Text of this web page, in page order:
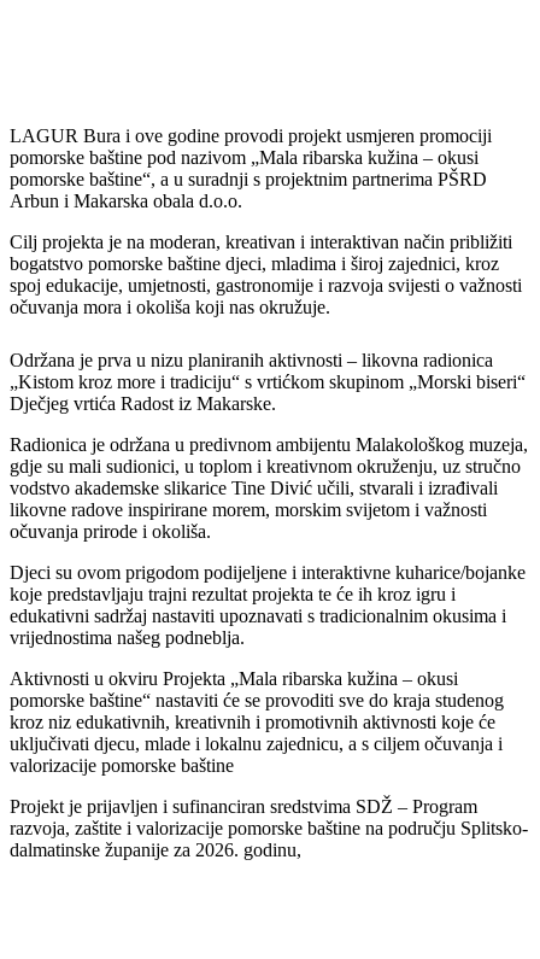
LAGUR Bura i ove godine provodi projekt usmjeren promociji
pomorske baštine pod nazivom „Mala ribarska kužina – okusi
pomorske baštine“, a u suradnji s projektnim partnerima PŠRD
Arbun i Makarska obala d.o.o.
Cilj projekta je na moderan, kreativan i interaktivan način približiti
bogatstvo pomorske baštine djeci, mladima i široj zajednici, kroz
spoj edukacije, umjetnosti, gastronomije i razvoja svijesti o važnosti
očuvanja mora i okoliša koji nas okružuje.
Održana je prva u nizu planiranih aktivnosti – likovna radionica
„Kistom kroz more i tradiciju“ s vrtićkom skupinom „Morski biseri“
Dječjeg vrtića Radost iz Makarske.
Radionica je održana u predivnom ambijentu Malakološkog muzeja,
gdje su mali sudionici, u toplom i kreativnom okruženju, uz stručno
vodstvo akademske slikarice Tine Divić učili, stvarali i izrađivali
likovne radove inspirirane morem, morskim svijetom i važnosti
očuvanja prirode i okoliša.
Djeci su ovom prigodom podijeljene i interaktivne kuharice/bojanke
koje predstavljaju trajni rezultat projekta te će ih kroz igru i
edukativni sadržaj nastaviti upoznavati s tradicionalnim okusima i
vrijednostima našeg podneblja.
Aktivnosti u okviru Projekta „Mala ribarska kužina – okusi
pomorske baštine“ nastaviti će se provoditi sve do kraja studenog
kroz niz edukativnih, kreativnih i promotivnih aktivnosti koje će
uključivati djecu, mlade i lokalnu zajednicu, a s ciljem očuvanja i
valorizacije pomorske baštine
Projekt je prijavljen i sufinanciran sredstvima SDŽ – Program
razvoja, zaštite i valorizacije pomorske baštine na području Splitsko-
dalmatinske županije za 2026. godinu,